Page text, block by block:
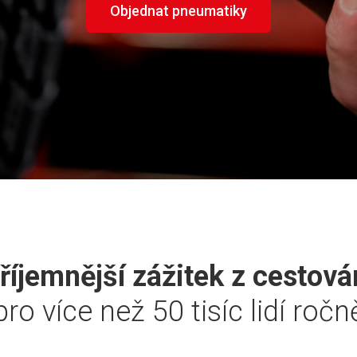
Objednat pneumatiky
zážitek z
více než 50 tisíc lidí